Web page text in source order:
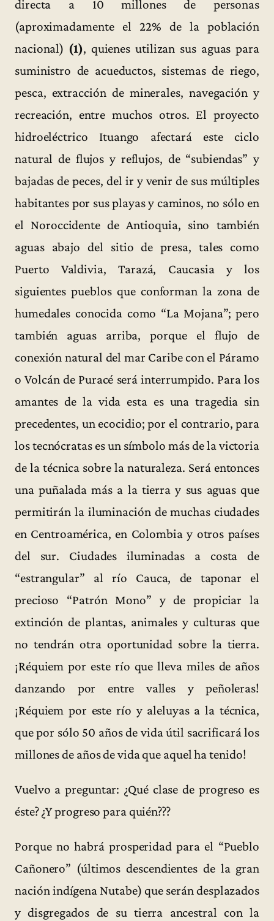
directa a 10 millones de personas
(aproximadamente el 22% de la población
nacional) (1), quienes utilizan sus aguas para
suministro de acueductos, sistemas de riego,
pesca, extracción de minerales, navegación y
recreación, entre muchos otros. El proyecto
hidroeléctrico Ituango afectará este ciclo
natural de flujos y reflujos, de “subiendas” y
bajadas de peces, del ir y venir de sus múltiples
habitantes por sus playas y caminos, no sólo en
el Noroccidente de Antioquia, sino también
aguas abajo del sitio de presa, tales como
Puerto Valdivia, Tarazá, Caucasia y los
siguientes pueblos que conforman la zona de
humedales conocida como “La Mojana”; pero
también aguas arriba, porque el flujo de
conexión natural del mar Caribe con el Páramo
o Volcán de Puracé será interrumpido. Para los
amantes de la vida esta es una tragedia sin
precedentes, un ecocidio; por el contrario, para
los tecnócratas es un símbolo más de la victoria
de la técnica sobre la naturaleza. Será entonces
una puñalada más a la tierra y sus aguas que
permitirán la iluminación de muchas ciudades
en Centroamérica, en Colombia y otros países
del sur. Ciudades iluminadas a costa de
“estrangular” al río Cauca, de taponar el
precioso “Patrón Mono” y de propiciar la
extinción de plantas, animales y culturas que
no tendrán otra oportunidad sobre la tierra.
¡Réquiem por este río que lleva miles de años
danzando por entre valles y peñoleras!
¡Réquiem por este río y aleluyas a la técnica,
que por sólo 50 años de vida útil sacrificará los
millones de años de vida que aquel ha tenido!
Vuelvo a preguntar: ¿Qué clase de progreso es
éste? ¿Y progreso para quién???
Porque no habrá prosperidad para el “Pueblo
Cañonero” (últimos descendientes de la gran
nación indígena Nutabe) que serán desplazados
y disgregados de su tierra ancestral con la